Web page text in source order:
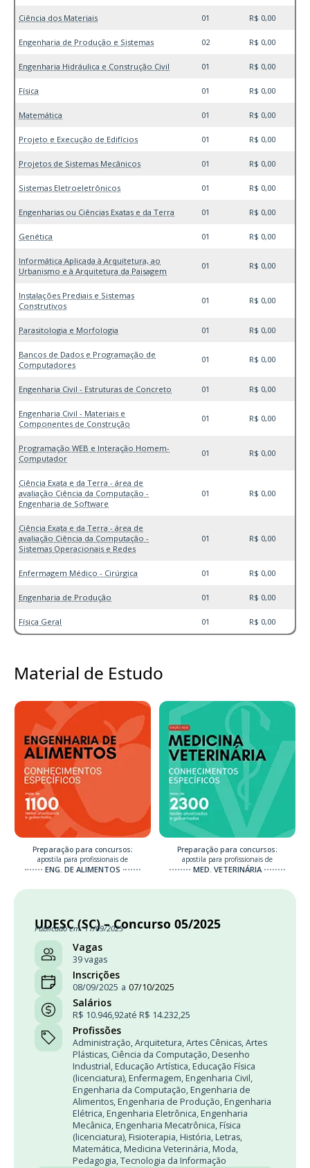
Ciência dos Materiais 01 R$ 0,00
Engenharia de Produção e Sistemas 02 R$ 0,00
Engenharia Hidráulica e Construção Civil 01 R$ 0,00
Física 01 R$ 0,00
Matemática 01 R$ 0,00
Projeto e Execução de Edifícios 01 R$ 0,00
Projetos de Sistemas Mecânicos 01 R$ 0,00
Sistemas Eletroeletrônicos 01 R$ 0,00
Engenharias ou Ciências Exatas e da Terra 01 R$ 0,00
Genética 01 R$ 0,00
Informática Aplicada à Arquitetura, ao
Urbanismo e à Arquitetura da Paisagem
01 R$ 0,00
Instalações Prediais e Sistemas
Construtivos
01 R$ 0,00
Parasitologia e Morfologia 01 R$ 0,00
Bancos de Dados e Programação de
Computadores
01 R$ 0,00
Engenharia Civil - Estruturas de Concreto 01 R$ 0,00
Engenharia Civil - Materiais e
Componentes de Construção
01 R$ 0,00
Programação WEB e Interação Homem-
Computador
01 R$ 0,00
Ciência Exata e da Terra - área de
avaliação Ciência da Computação -
Engenharia de Software
01 R$ 0,00
Ciência Exata e da Terra - área de
avaliação Ciência da Computação -
Sistemas Operacionais e Redes
01 R$ 0,00
Enfermagem Médico - Cirúrgica 01 R$ 0,00
Engenharia de Produção 01 R$ 0,00
Física Geral 01 R$ 0,00
Material de Estudo
Preparação para concursos:
apostila para profissionais de
ENG. DE ALIMENTOS
Preparação para concursos:
apostila para profissionais de
MED. VETERINÁRIA
UDESC (SC) – Concurso 05/2025
Publicado em: 11/09/2025
Vagas
39 vagas
Inscrições
08/09/2025 a 07/10/2025
Salários
R$ 10.946,92até R$ 14.232,25
Profissões
Administração,Arquitetura,Artes Cênicas,Artes
Plásticas, Ciência da Computação, Desenho
Industrial, Educação Artística, Educação Física
(licenciatura), Enfermagem, Engenharia Civil,
Engenharia da Computação, Engenharia de
Alimentos, Engenharia de Produção, Engenharia
Elétrica, Engenharia Eletrônica, Engenharia
Mecânica, Engenharia Mecatrônica, Física
(licenciatura), Fisioterapia, História, Letras,
Matemática, Medicina Veterinária, Moda,
Pedagogia,Tecnologia da Informação